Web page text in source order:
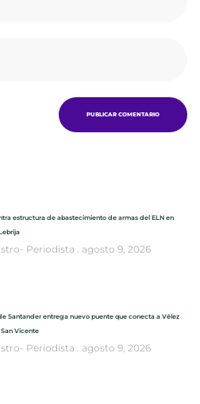
estructura de abastecimiento de armas del ELN en
Periodista agosto 9, 2026
Santander entrega nuevo puente que conecta a Vélez
Vicente
Periodista agosto 9, 2026